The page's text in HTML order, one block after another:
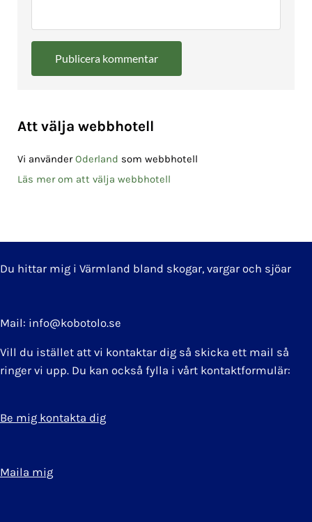
Sidebar
Att välja webbhotell
Vi använderOderland som webbhotell
Läs mer om att välja webbhotell
Du hittar mig i Värmland bland skogar, vargar och sjöar
Mail: info@kobotolo.se
Vill du istället att vi kontaktar dig så skicka ett mail så
ringer vi upp. Du kan också fylla i vårt kontaktformulär:
Be mig kontakta dig
Maila mig